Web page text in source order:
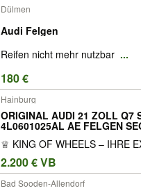
Dülmen
Audi Felgen
Reifen nicht mehr nutzbar ...
180 €
Hainburg
ORIGINAL AUDI 21 ZOLL Q7
4L0601025AL AE FELGEN
♕ KING OF WHEELS – IHRE
2.200 € VB
Bad Sooden-Allendorf